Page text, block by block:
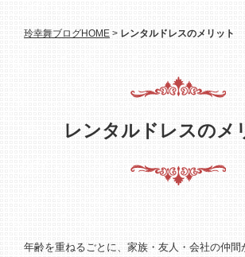
玲幸舞ブログHOME > レンタルドレスのメリット
レンタルドレスのメ
年齢を重ねるごとに、家族・友人・会社の仲間